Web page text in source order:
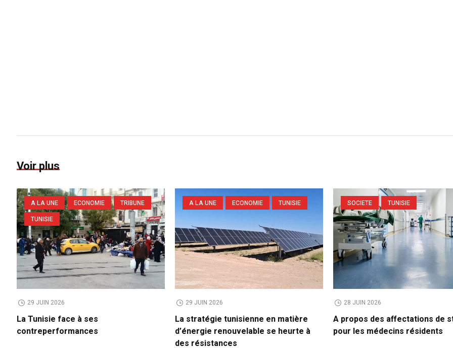
Voir plus
A LA UNE ECONOMIE
TRIBUNE
TUNISIE
29 JUIN 2026
La Tunisie face à ses
contreperformances
A LA UNE ECONOMIE TUNISIE
29 JUIN 2026
La stratégie tunisienne en matière
d’énergie renouvelable se heurte à
des résistances
SOCIETE TUNISIE
28 JUIN 2026
A propos des affectations de
pour les médecins résidents